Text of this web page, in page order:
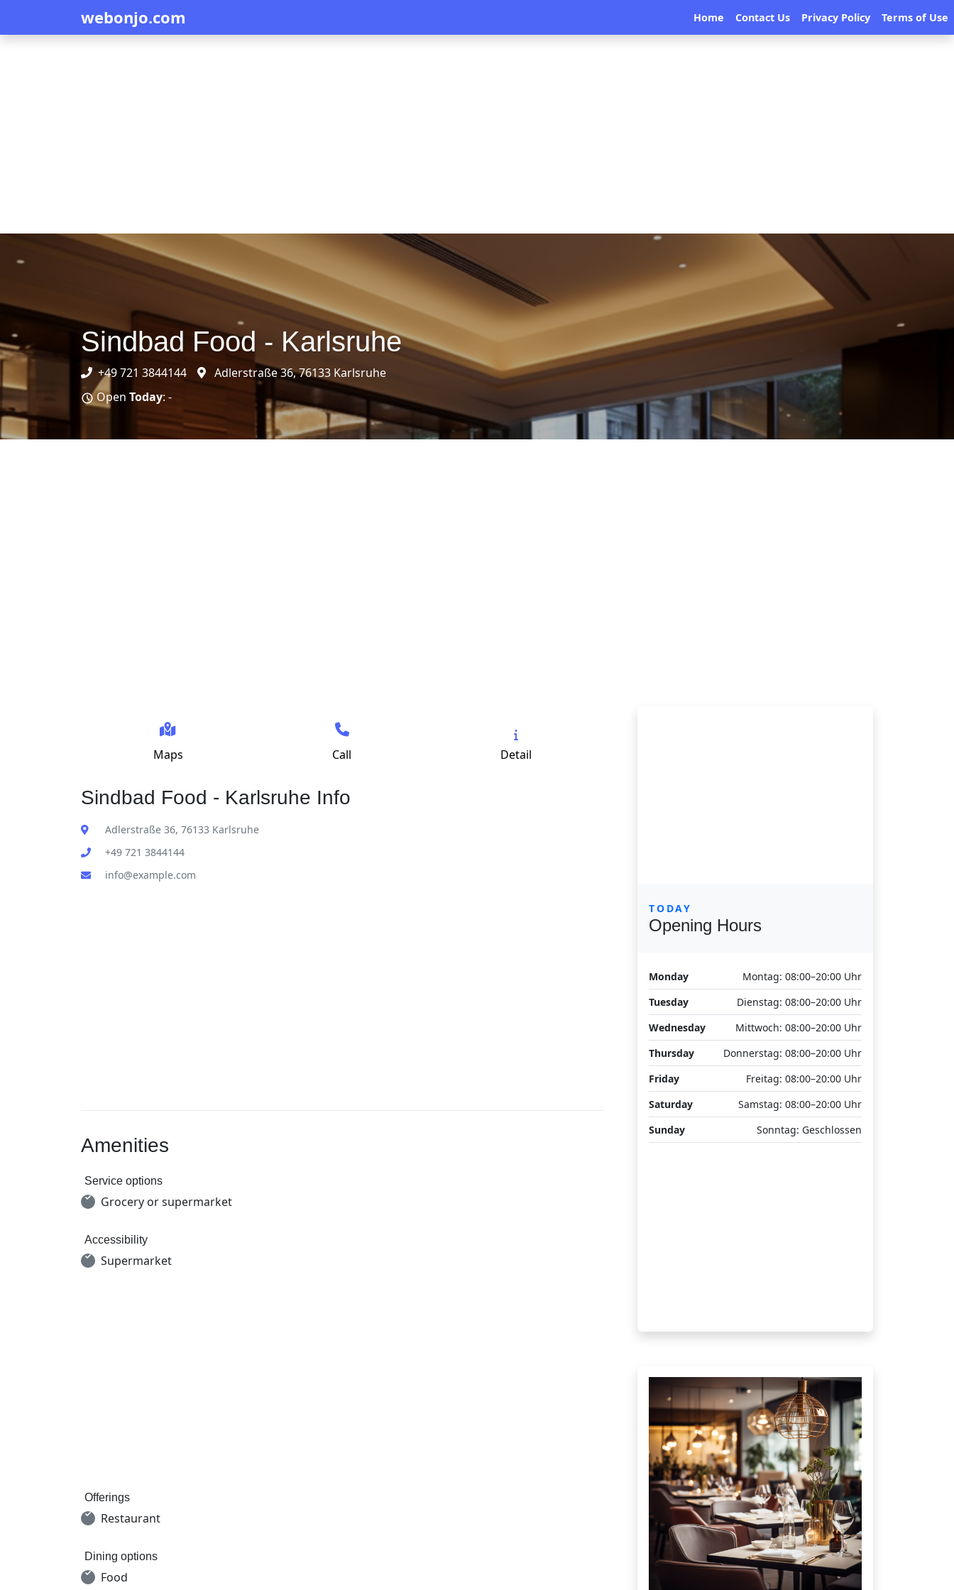
webonjo.com Home Contact Us Privacy Policy Terms of Use
Sindbad Food - Karlsruhe
+49 721 3844144
Adlerstraße 36, 76133 Karlsruhe
Open Today: -
Maps Call Detail
Sindbad Food - Karlsruhe Info
Adlerstraße 36, 76133 Karlsruhe
+49 721 3844144
info@example.com
Amenities
Service options
Grocery or supermarket
Accessibility
Supermarket
Offerings
Restaurant
Dining options
Food
TODAY
Opening Hours
Monday
Montag: 08:00–20:00 Uhr
Tuesday
Dienstag: 08:00–20:00 Uhr
Wednesday
Mittwoch: 08:00–20:00 Uhr
Thursday
Donnerstag: 08:00–20:00 Uhr
Friday
Freitag: 08:00–20:00 Uhr
Saturday
Samstag: 08:00–20:00 Uhr
Sunday
Sonntag: Geschlossen